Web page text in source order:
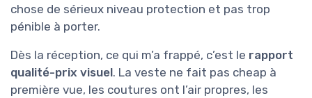
chose de sérieux niveau protection et pas trop
pénible à porter.
Dès la réception, ce qui m’a frappé, c’est le rapport
qualité-prix visuel. La veste ne fait pas cheap à
première vue, les coutures ont l’air propres, les